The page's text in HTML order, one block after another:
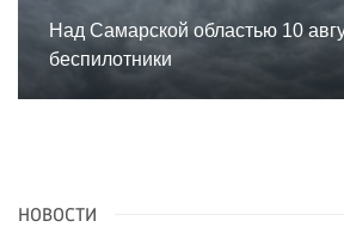
Над Самарской областью 10
беспилотники
НОВОСТИ